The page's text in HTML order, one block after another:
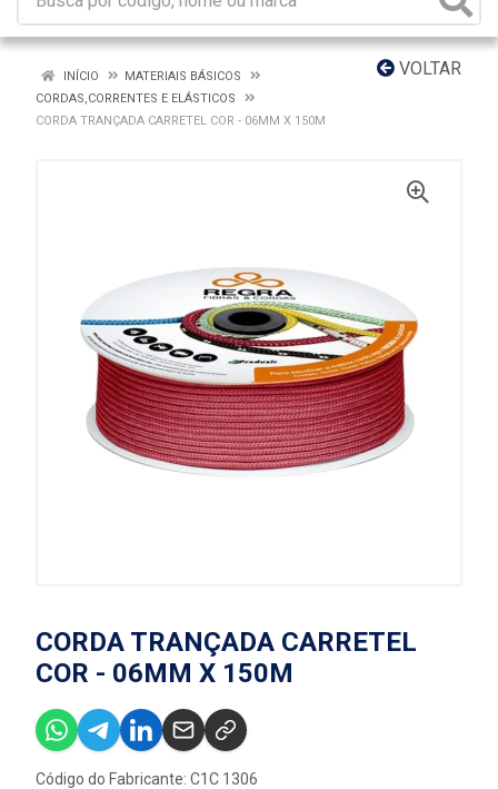
VOLTAR
INÍCIO
MATERIAIS BÁSICOS
CORDAS,CORRENTES E ELÁSTICOS
CORDA TRANÇADA CARRETEL COR - 06MM X 150M
CORDA TRANÇADA CARRETEL
COR - 06MM X 150M
Código do Fabricante: C1C 1306